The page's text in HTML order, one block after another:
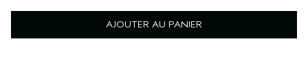
AJOUTER AU PANIER